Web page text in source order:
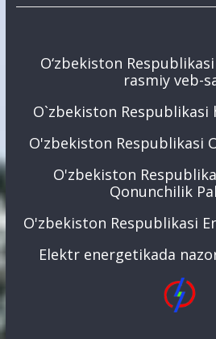
O‘zbekiston
rasmiy veb-
O`zbekiston
O'zbekiston Respublikasi
O'zbekiston
Qonunchilik
O'zbekiston Respublikasi
Elektr energetikada